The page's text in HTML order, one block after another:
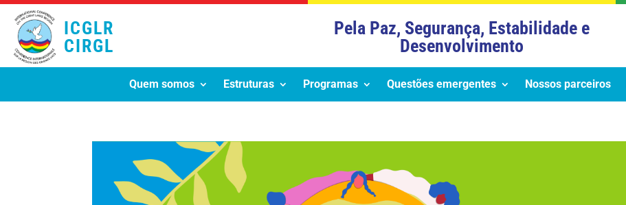
ICGLR
CIRGL
Pela Paz, Segurança, Estabilidade e
Desenvolvimento
Quem somos Estruturas Programas Questões emergentes Nossos parceiros